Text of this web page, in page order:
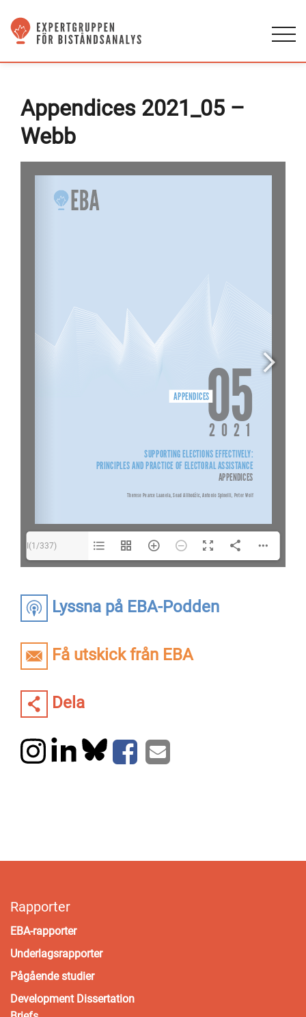
Lyssna på EBA-Podden
Få utskick från EBA
Dela
Appendices 2021_05 –
Webb
I(1/337)
Rapporter
EBA-rapporter
Underlagsrapporter
Pågående studier
Development Dissertation